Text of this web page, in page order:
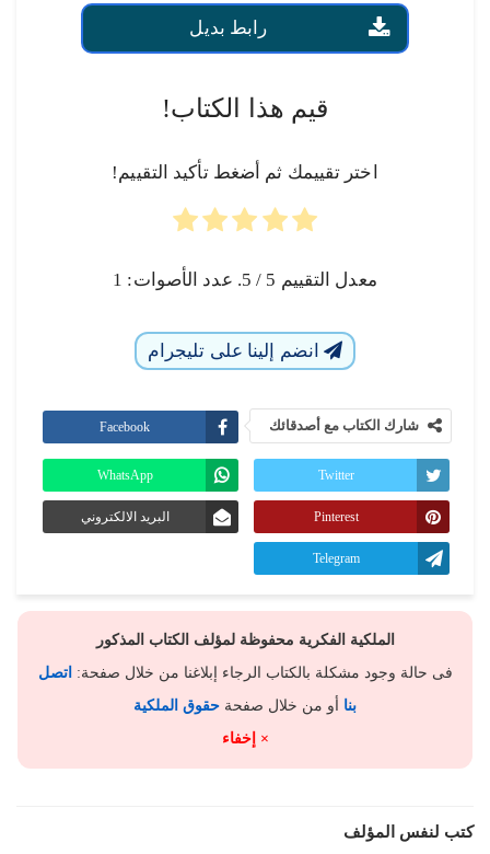
رابط بديل
قيم هذا الكتاب!
اختر تقييمك ثم أضغط تأكيد التقييم!
معدل التقييم 5 / 5. عدد الأصوات: 1
انضم إلينا على تليجرام
شارك الكتاب مع أصدقائك Facebook
Twitter
WhatsApp
Pinterest البريد الالكتروني
Telegram
الملكية الفكرية محفوظة لمؤلف الكتاب المذكور
فى حالة وجود مشكلة بالكتاب الرجاء إبلاغنا من خلال صفحة: اتصل
بنا أو من خلال صفحة حقوق الملكية
× إخفاء
كتب لنفس المؤلف